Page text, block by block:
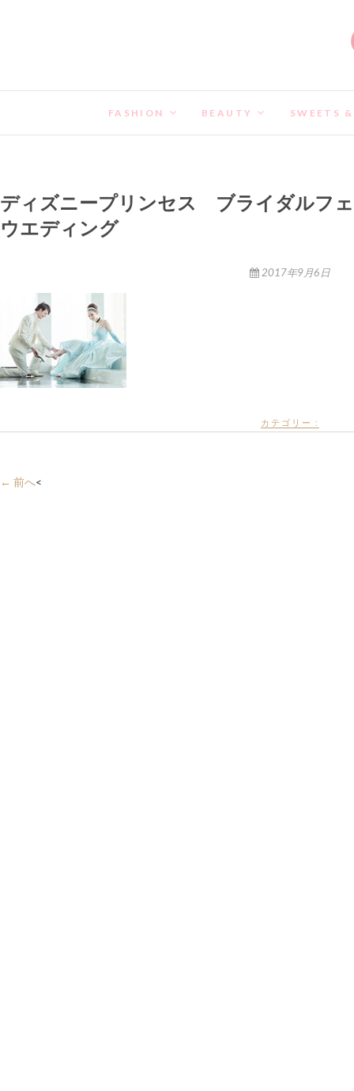
FASHION BEAUTY SWEETS
ディズニープリンセス ブライダル
ウエディング
2017年9月6日
カテゴリー :
<
← 前へ